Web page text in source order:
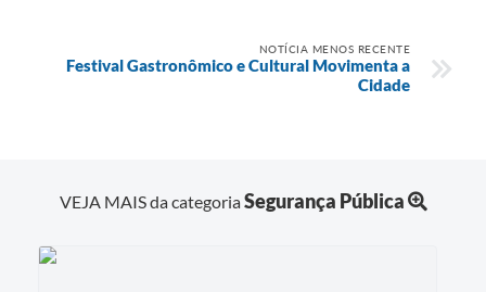
NOTÍCIA MENOS RECENTE
Festival Gastronômico e Cultural Movimenta a
Cidade
VEJA MAIS da categoriaSegurança Pública